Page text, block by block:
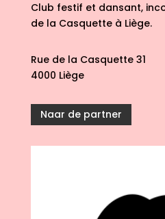
Club festif et dansant,
de la Casquette à Liège.
Rue de la Casquette 31
4000 Liège
Naar de partner